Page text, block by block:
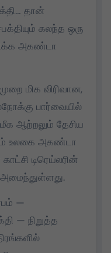
தான்
கலந்த ஒரு
அகண்டா
மிக விரிவான,
பார்வையில்
ஆற்றலும் தேசிய
உலகை அகண்டா
காட்சி டிரெய்லரின்
அமைந்துள்ளது.
—
— நிறுத்த